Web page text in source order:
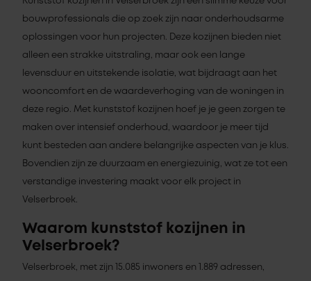
bouwprofessionals die op zoek zijn naar onderhoudsarme
oplossingen voor hun projecten. Deze kozijnen bieden niet
alleen een strakke uitstraling, maar ook een lange
levensduur en uitstekende isolatie, wat bijdraagt aan het
wooncomfort en de waardeverhoging van de woningen in
deze regio. Met kunststof kozijnen hoef je je geen zorgen te
maken over intensief onderhoud, waardoor je meer tijd
kunt besteden aan andere belangrijke aspecten van je klus.
Bovendien zijn ze duurzaam en energiezuinig, wat ze tot een
verstandige investering maakt voor elk project in
Velserbroek.
Waarom kunststof kozijnen in
Velserbroek?
Velserbroek, met zijn 15.085 inwoners en 1.889 adressen,